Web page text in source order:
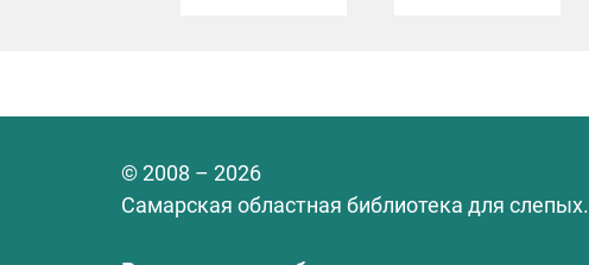
© 2008 – 2026
Самарская областная библиотека для слепых.